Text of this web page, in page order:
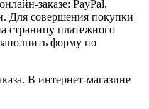
заказе: PayPal,
Для совершения покупки
страницу платежного
форму по
В интернет-магазине